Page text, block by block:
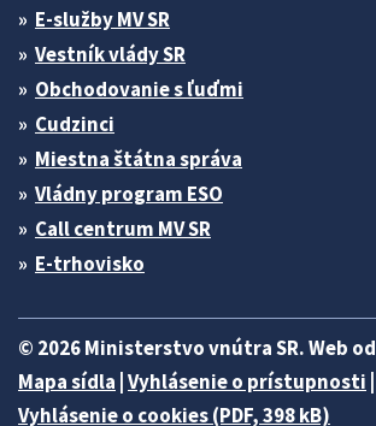
E-služby MV SR
Vestník vlády SR
Obchodovanie s ľuďmi
Cudzinci
Miestna štátna správa
Vládny program ESO
Call centrum MV SR
E-trhovisko
© 2026 Ministerstvo vnútra SR. Web od
Mapa sídla Vyhlásenie o prístupnosti
Vyhlásenie o cookies (PDF, 398 kB)